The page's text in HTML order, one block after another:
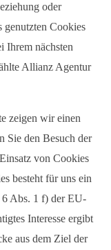
oder
Cookies
Ihrem nächsten
Allianz Agentur
zeigen wir einen
Sie den Besuch der
von Cookies
besteht für uns ein
6 Abs. 1 f) der EU-
Interesse ergibt
aus dem Ziel der